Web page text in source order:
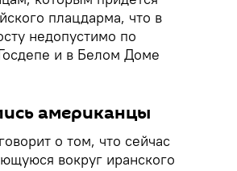
плацдарма, что в
недопустимо по
и в Белом Доме
американцы
о том, что сейчас
вокруг иранского